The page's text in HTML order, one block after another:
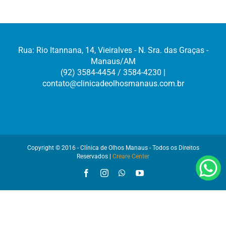
Rua: Rio Itannana, 14, Vieiralves - N. Sra. das Graças -
Manaus/AM
(92) 3584-4454 / 3584-4230 |
contato@clinicadeolhosmanaus.com.br
Copyright © 2016 - Clínica de Olhos Manaus - Todos os Direitos
Reservados | Creare Center
FacebookInstagramWhatsAppYouTube